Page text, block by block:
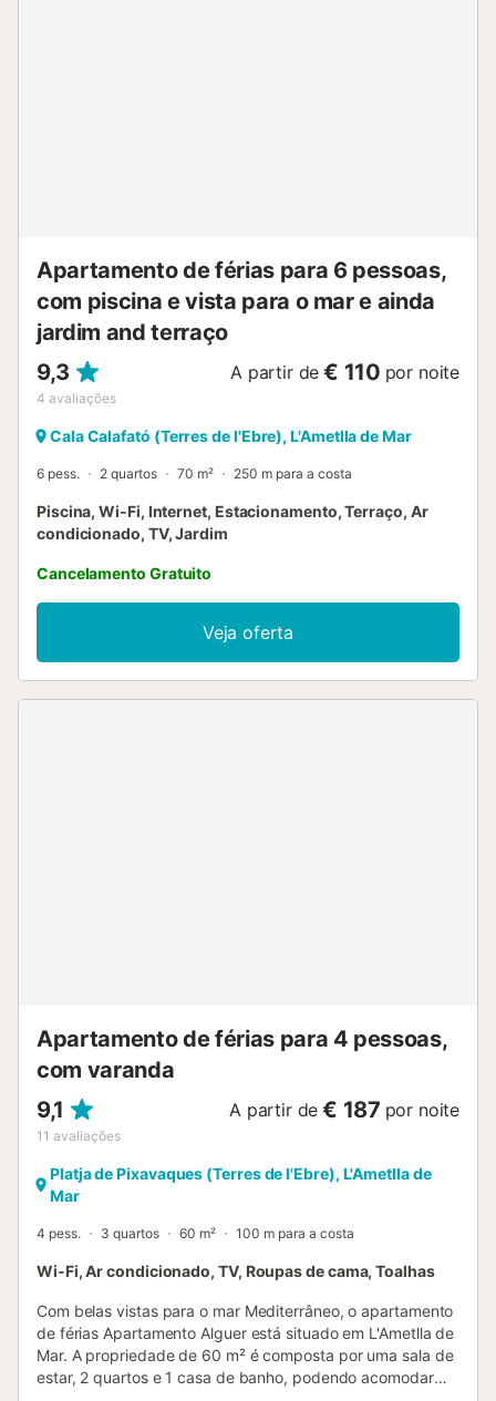
Apartamento de férias para 6 pessoas,
com piscina e vista para o mar e ainda
jardim and terraço
9,3
4 avaliações
A partir de € 110 por noite
Cala Calafató (Terres de l'Ebre), L'Ametlla de Mar
6 pess. 2 quartos 70 m² 250 m para a costa
Piscina, Wi-Fi, Internet, Estacionamento, Terraço, Ar
condicionado, TV, Jardim
Cancelamento Gratuito
Veja oferta
Apartamento de férias para 4 pessoas,
com varanda
9,1
11 avaliações
A partir de € 187 por noite
Platja de Pixavaques (Terres de l'Ebre), L'Ametlla de
Mar
4 pess. 3 quartos 60 m² 100 m para a costa
Wi-Fi, Ar condicionado, TV, Roupas de cama, Toalhas
Com belas vistas para o mar Mediterrâneo, o apartamento
de férias Apartamento Alguer está situado em L'Ametlla de
Mar. A propriedade de 60 m² é composta por uma sala de
estar, 2 quartos e 1 casa de banho, podendo acomodar